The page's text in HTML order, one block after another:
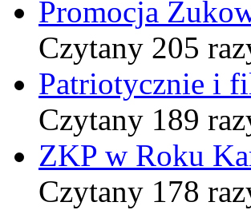
Promocja
Czytany 205
Patriotycznie i
Czytany 189
ZKP w Roku
Czytany 178